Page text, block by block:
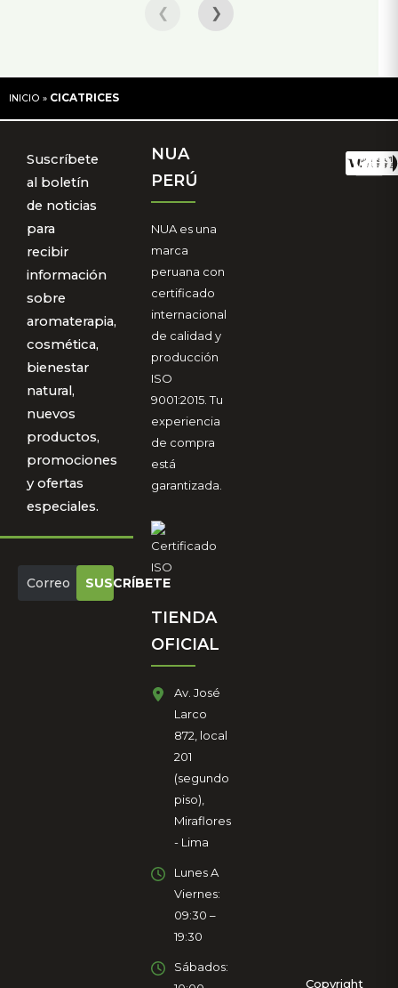
❮ ❯
INICIO » CICATRICES
Suscríbete
al boletín
de noticias
para
recibir
información
sobre
aromaterapia,
cosmética,
bienestar
natural,
nuevos
productos,
promociones
y ofertas
especiales.
SUSCRÍBETE
NUA
PERÚ
NUA es una
marca
peruana con
certificado
internacional
de calidad y
producción
ISO
9001:2015. Tu
experiencia
de compra
está
garantizada.
TIENDA
OFICIAL
Av. José
Larco
872, local
201
(segundo
piso),
Miraflores
- Lima
Lunes A
Viernes:
09:30 –
19:30
Sábados:
Copyright